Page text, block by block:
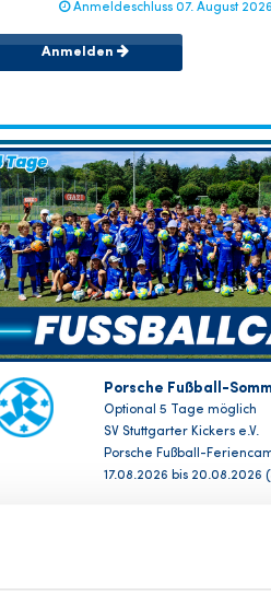
Anmeldeschluss 07. August
Anmelden
Porsche Fußball-
Optional 5 Tage möglich
SV Stuttgarter Kickers e.V.
Porsche Fußball-
17.08.2026 bis 20.08.2026
Anmeldeschluss 12. August